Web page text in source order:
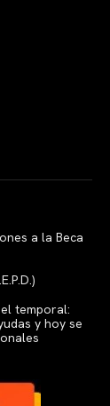
a la Beca
temporal:
y hoy se